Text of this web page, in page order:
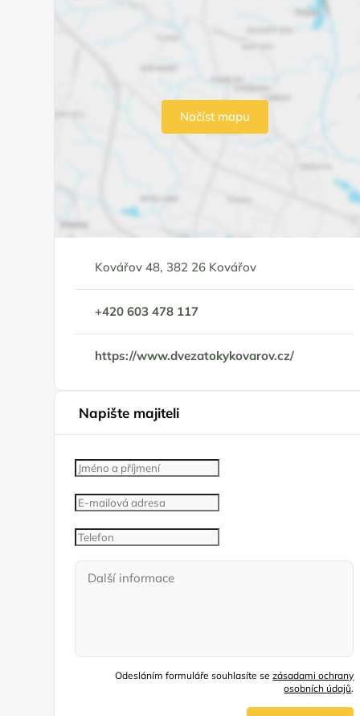
Načíst mapu
Kovářov 48, 382 26 Kovářov
+420 603 478 117
https://www.dvezatokykovarov.cz/
Napište majiteli
Odesláním formuláře souhlasíte sezásadami ochrany
osobních údajů.